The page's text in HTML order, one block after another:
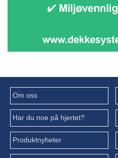
Om oss
Har du noe på hjertet?
Produktnyheter